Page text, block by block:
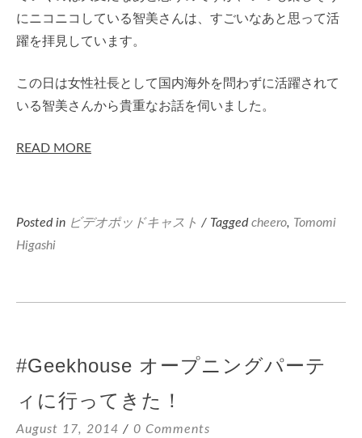
にニコニコしている智美さんは、すごいなあと思って活
躍を拝見しています。
この日は女性社長として国内海外を問わずに活躍されて
いる智美さんから貴重なお話を伺いました。
READ MORE
Posted in ビデオポッドキャスト / Taggedcheero, Tomomi
Higashi
#Geekhouse オープニングパーテ
ィに行ってきた！
August 17, 2014 0 Comments